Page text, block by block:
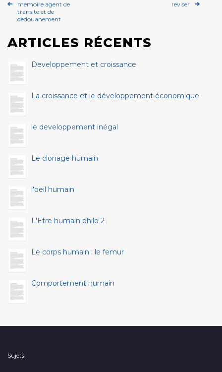
memoire agent de
transite et de
dedouanement
reviser
ARTICLES RÉCENTS
Developpement et croissance
La croissance et le développement économique
le developpement inégal
Le clonage humain
l'oeil humain
L'Etre humain philo 2
Le corps humain : le femur
Comportement humain
Sujets